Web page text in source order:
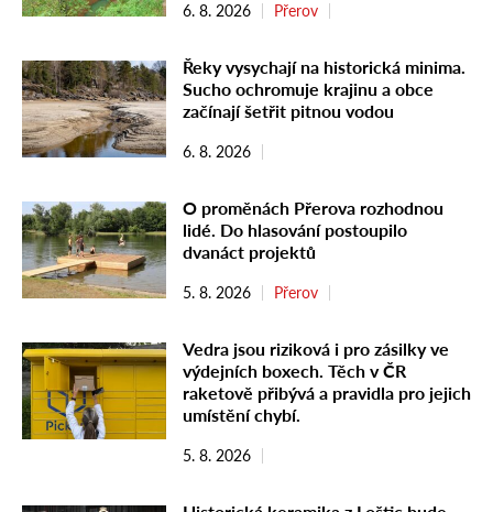
6. 8. 2026 Přerov
Řeky vysychají na historická minima.
Sucho ochromuje krajinu a obce
začínají šetřit pitnou vodou
6. 8. 2026
O proměnách Přerova rozhodnou
lidé. Do hlasování postoupilo
dvanáct projektů
5. 8. 2026 Přerov
Vedra jsou riziková i pro zásilky ve
výdejních boxech. Těch v ČR
raketově přibývá a pravidla pro jejich
umístění chybí.
5. 8. 2026